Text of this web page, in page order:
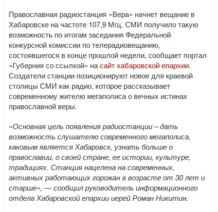
Православная радиостанция «Вера» начнет вещание в
Хабаровске на частоте 107,9 Мгц. СМИ получило такую
возможность по итогам заседания Федеральной
конкурсной комиссии по телерадиовещанию,
состоявшегося в конце прошлой недели, сообщает портал
«Губерния со ссылкой» насайт хабаровской епархии.
Создатели станции позиционируют новое для краевой
столицы СМИ как радио, которое рассказывает
современному жителю мегаполиса о вечных истинах
православной веры.
«Основная цель появления радиостанции – дать
возможность слушателю современного мегаполиса,
каковым является Хабаровск, узнать больше о
православии, о своей стране, ее истории, культуре,
традициях. Станция нацелена на современных,
активных работающих горожан в возрасте от 30 лет и
старше», — сообщил руководитель информационного
отдела Хабаровской епархии иерей Роман Никитин.